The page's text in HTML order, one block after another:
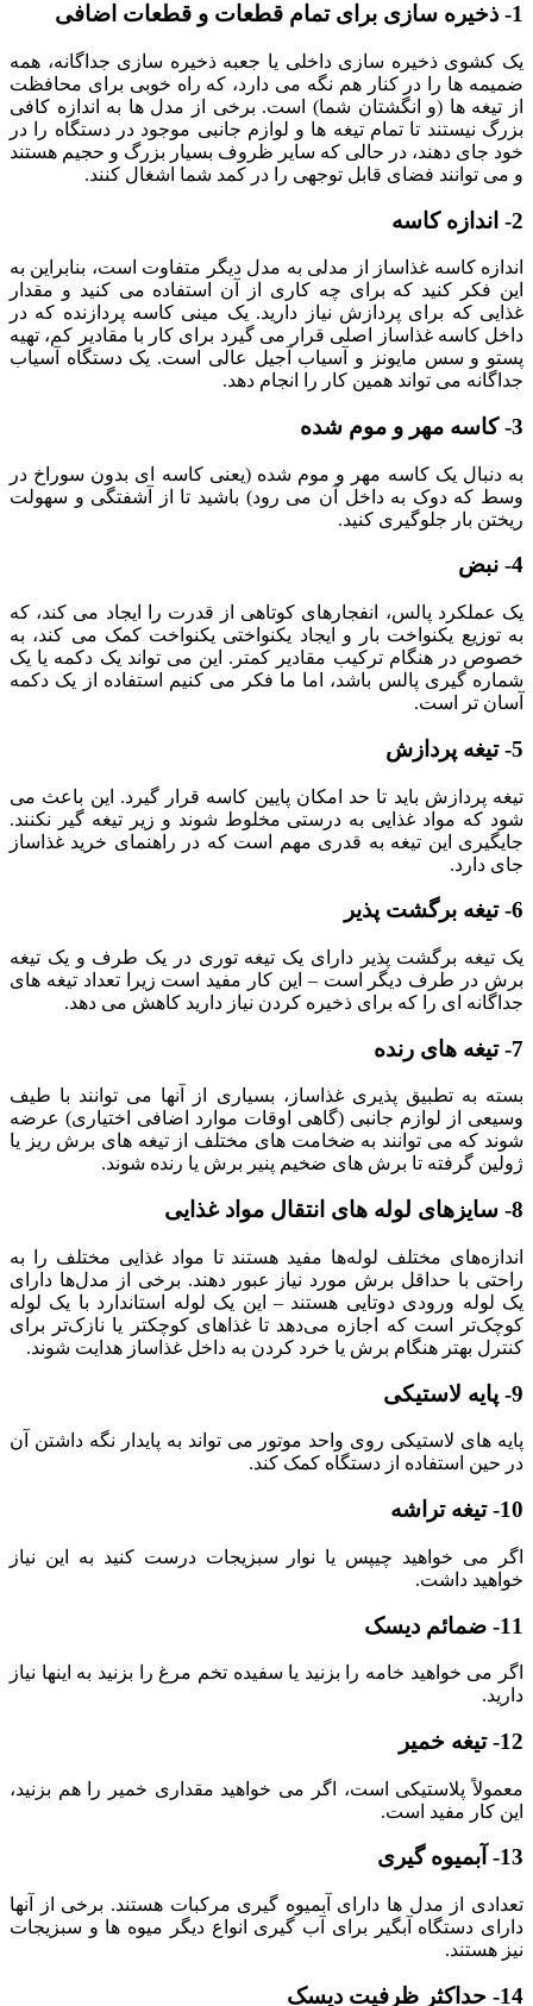
1- ذخیره سازی برای تمام قطعات و قطعات اضافی
یک کشوی ذخیره سازی داخلی یا جعبه ذخیره سازی جداگانه، همه
ضمیمه ها را در کنار هم نگه می دارد، که راه خوبی برای محافظت
از تیغه ها (و انگشتان شما) است. برخی از مدل ها به اندازه کافی
بزرگ نیستند تا تمام تیغه ها و لوازم جانبی موجود در دستگاه را در
خود جای دهند، در حالی که سایر ظروف بسیار بزرگ و حجیم هستند
و می توانند فضای قابل توجهی را در کمد شما اشغال کنند.
2- اندازه کاسه
اندازه کاسه غذاساز از مدلی به مدل دیگر متفاوت است، بنابراین به
این فکر کنید که برای چه کاری از آن استفاده می کنید و مقدار
غذایی که برای پردازش نیاز دارید. یک مینی کاسه پردازنده که در
داخل کاسه غذاساز اصلی قرار می گیرد برای کار با مقادیر کم، تهیه
پستو و سس مایونز و آسیاب آجیل عالی است. یک دستگاه آسیاب
جداگانه می تواند همین کار را انجام دهد.
3- کاسه مهر و موم شده
به دنبال یک کاسه مهر و موم شده (یعنی کاسه ای بدون سوراخ در
وسط که دوک به داخل آن می رود) باشید تا از آشفتگی و سهولت
ریختن بار جلوگیری کنید.
4- نبض
یک عملکرد پالس، انفجارهای کوتاهی از قدرت را ایجاد می کند، که
به توزیع یکنواخت بار و ایجاد یکنواختی یکنواخت کمک می کند، به
خصوص در هنگام ترکیب مقادیر کمتر. این می تواند یک دکمه یا یک
شماره گیری پالس باشد، اما ما فکر می کنیم استفاده از یک دکمه
آسان تر است.
5- تیغه پردازش
تیغه پردازش باید تا حد امکان پایین کاسه قرار گیرد. این باعث می
شود که مواد غذایی به درستی مخلوط شوند و زیر تیغه گیر نکنند.
جایگیری این تیغه به قدری مهم است که در راهنمای خرید غذاساز
جای دارد.
6- تیغه برگشت پذیر
یک تیغه برگشت پذیر دارای یک تیغه توری در یک طرف و یک تیغه
برش در طرف دیگر است – این کار مفید است زیرا تعداد تیغه های
جداگانه ای را که برای ذخیره کردن نیاز دارید کاهش می دهد.
7- تیغه های رنده
بسته به تطبیق پذیری غذاساز، بسیاری از آنها می توانند با طیف
وسیعی از لوازم جانبی (گاهی اوقات موارد اضافی اختیاری) عرضه
شوند که می توانند به ضخامت های مختلف از تیغه های برش ریز یا
ژولین گرفته تا برش های ضخیم پنیر برش یا رنده شوند.
8- سایزهای لوله های انتقال مواد غذایی
اندازه‌های مختلف لوله‌ها مفید هستند تا مواد غذایی مختلف را به
راحتی با حداقل برش مورد نیاز عبور دهند. برخی از مدل‌ها دارای
یک لوله ورودی دوتایی هستند – این یک لوله استاندارد با یک لوله
کوچک‌تر است که اجازه می‌دهد تا غذاهای کوچکتر یا نازک‌تر برای
کنترل بهتر هنگام برش یا خرد کردن به داخل غذاساز هدایت شوند.
9- پایه لاستیکی
پایه های لاستیکی روی واحد موتور می تواند به پایدار نگه داشتن آن
در حین استفاده از دستگاه کمک کند.
10- تیغه تراشه
اگر می خواهید چیپس یا نوار سبزیجات درست کنید به این نیاز
خواهید داشت.
11- ضمائم دیسک
اگر می خواهید خامه را بزنید یا سفیده تخم مرغ را بزنید به اینها نیاز
دارید.
12- تیغه خمیر
معمولاً پلاستیکی است، اگر می خواهید مقداری خمیر را هم بزنید،
این کار مفید است.
13- آبمیوه گیری
تعدادی از مدل ها دارای آبمیوه گیری مرکبات هستند. برخی از آنها
دارای دستگاه آبگیر برای آب گیری انواع دیگر میوه ها و سبزیجات
نیز هستند.
14- حداکثر ظرفیت دیسک